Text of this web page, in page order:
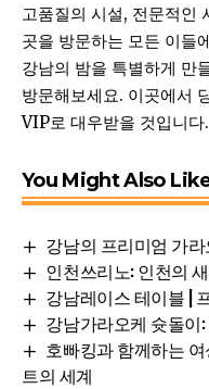
고품질의 시설, 전문적인
곳을 방문하는 모든 이들
강남의 밤을 특별하게 만
방문해보세요. 이곳에서
VIP로 대우받을 것입니다.
You Might Also
강남의 프리미엄 가
인천쓰리노: 인천의
강남레이스 테이블 |
강남가라오케 슛돌이
호빠킹과 함께하는
트의 세계